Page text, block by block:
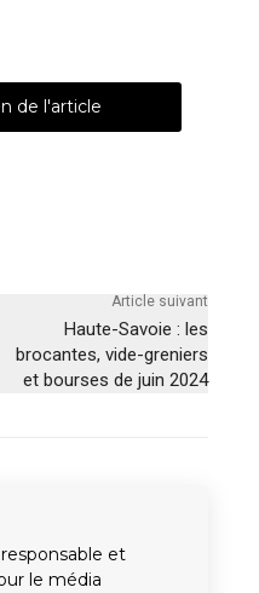
de l'article
Article suivant
Haute-Savoie : les
brocantes, vide-greniers
et bourses de juin 2024
et
le média